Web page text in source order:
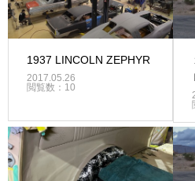
1937 LINCOLN ZEPHYR
2017.05.26
閲覧数：10